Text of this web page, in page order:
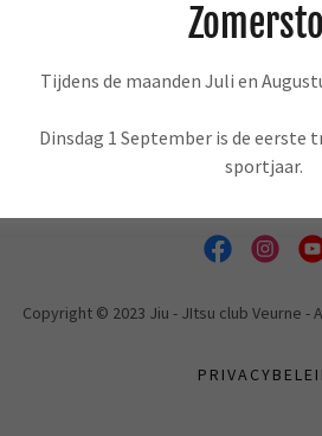
Copyright © 2023 Jiu - JItsu club Veurne -
Tijdens de maanden Juli en
Dinsdag 1 September is de eerste
sportjaar.